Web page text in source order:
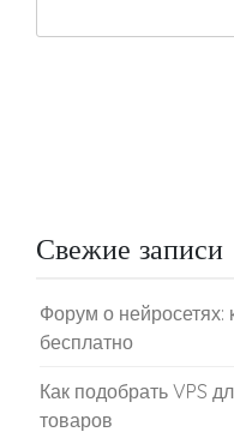
Свежие записи
Форум о нейросетях:
бесплатно
Как подобрать VPS
товаров